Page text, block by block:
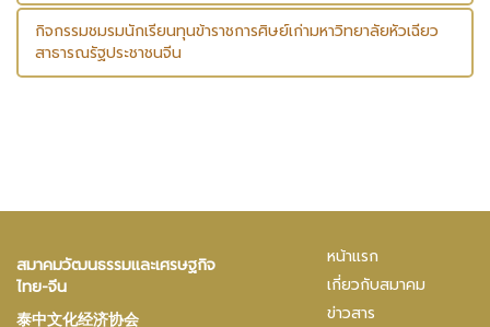
กิจกรรมชมรมนักเรียนทุนข้าราชการศิษย์เก่ามหาวิทยาลัยหัวเฉียว
สาธารณรัฐประชาชนจีน
สมาคมวัฒนธรรมและเศรษฐกิจ
ไทย-จีน
泰中文化经济协会
หน้าแรก
เกี่ยวกับสมาคม
ข่าวสาร